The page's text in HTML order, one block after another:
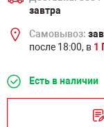
завтра
Самовывоз:
после 18:00, в 1
Есть в наличии